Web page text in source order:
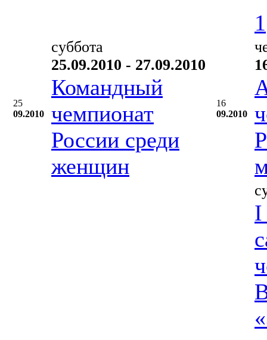
1
25
09.2010
суббота
25.09.2010 - 27.09.2010
Командный
чемпионат
России среди
женщин
16
09.2010
I